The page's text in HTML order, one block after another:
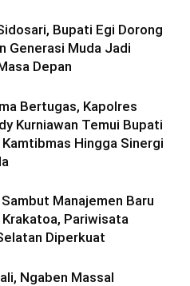
Bupati Egi Dorong
Generasi Muda Jadi
Depan
Bertugas, Kapolres
Kurniawan Temui Bupati
Kamtibmas Hingga Sinergi
Manajemen Baru
Krakatoa, Pariwisata
Diperkuat
Ngaben Massal